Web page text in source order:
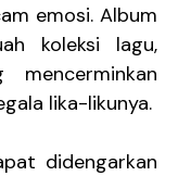
emosi. Album
koleksi lagu,
lika-likunya.
didengarkan